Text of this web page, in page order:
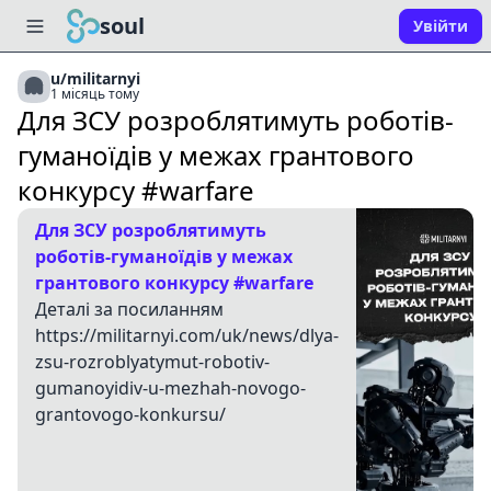
soul Увійти
u/militarnyi
1 місяць тому
Для ЗСУ розроблятимуть роботів-
гуманоїдів у межах грантового
конкурсу #warfare
Для ЗСУ розроблятимуть
роботів-гуманоїдів у межах
грантового конкурсу #warfare
Деталі за посиланням
https://militarnyi.com/uk/news/dlya-
zsu-rozroblyatymut-robotiv-
gumanoyidiv-u-mezhah-novogo-
grantovogo-konkursu/